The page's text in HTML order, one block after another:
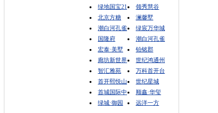
绿地国宝21
领秀慧谷
北京方糖
澜馨墅
潮白河孔雀
绿宸万华城
国隆府
潮白河孔雀
宏泰·美墅
铂铭郡
廊坊新世界
世纪鸿通州
智汇雅苑
万科首开台
首开熙悦山
世纪星城
首城国际中
顺鑫·华玺
绿城·御园
远洋一方